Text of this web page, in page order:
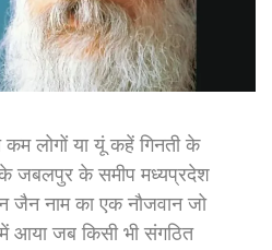
लोगों या यूं कहें गिनती के
के जबलपुर के समीप मध्यप्रदेश
जैन नाम का एक नौजवान जो
आया जब किसी भी संगठित